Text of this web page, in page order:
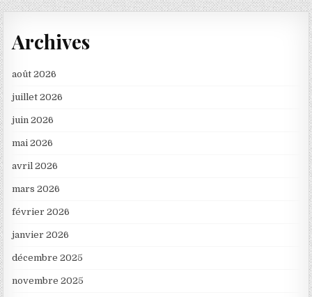
Archives
août 2026
juillet 2026
juin 2026
mai 2026
avril 2026
mars 2026
février 2026
janvier 2026
décembre 2025
novembre 2025